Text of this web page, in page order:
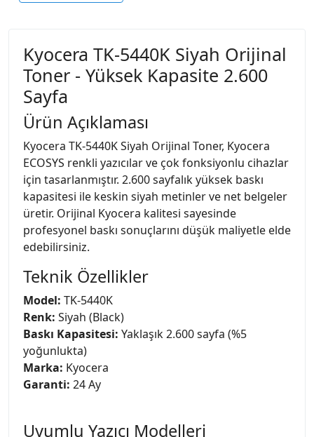
Kyocera TK-5440K Siyah Orijinal
Toner - Yüksek Kapasite 2.600
Sayfa
Ürün Açıklaması
Kyocera TK-5440K Siyah Orijinal Toner, Kyocera
ECOSYS renkli yazıcılar ve çok fonksiyonlu cihazlar
için tasarlanmıştır. 2.600 sayfalık yüksek baskı
kapasitesi ile keskin siyah metinler ve net belgeler
üretir. Orijinal Kyocera kalitesi sayesinde
profesyonel baskı sonuçlarını düşük maliyetle elde
edebilirsiniz.
Teknik Özellikler
Model: TK-5440K
Renk: Siyah (Black)
Baskı Kapasitesi: Yaklaşık 2.600 sayfa (%5
yoğunlukta)
Marka: Kyocera
Garanti: 24 Ay
Uyumlu Yazıcı Modelleri